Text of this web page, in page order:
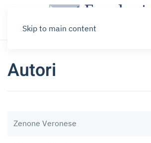
Skip to main content
Autori
Zenone Veronese